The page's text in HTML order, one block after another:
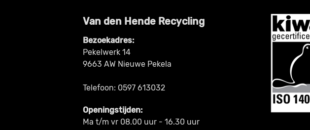
Van den Hende Recycling
Bezoekadres:
Pekelwerk 14
9663 AW Nieuwe Pekela
Telefoon: 0597 613032
Openingstijden:
Ma t/m vr 08.00 uur - 16.30 uur